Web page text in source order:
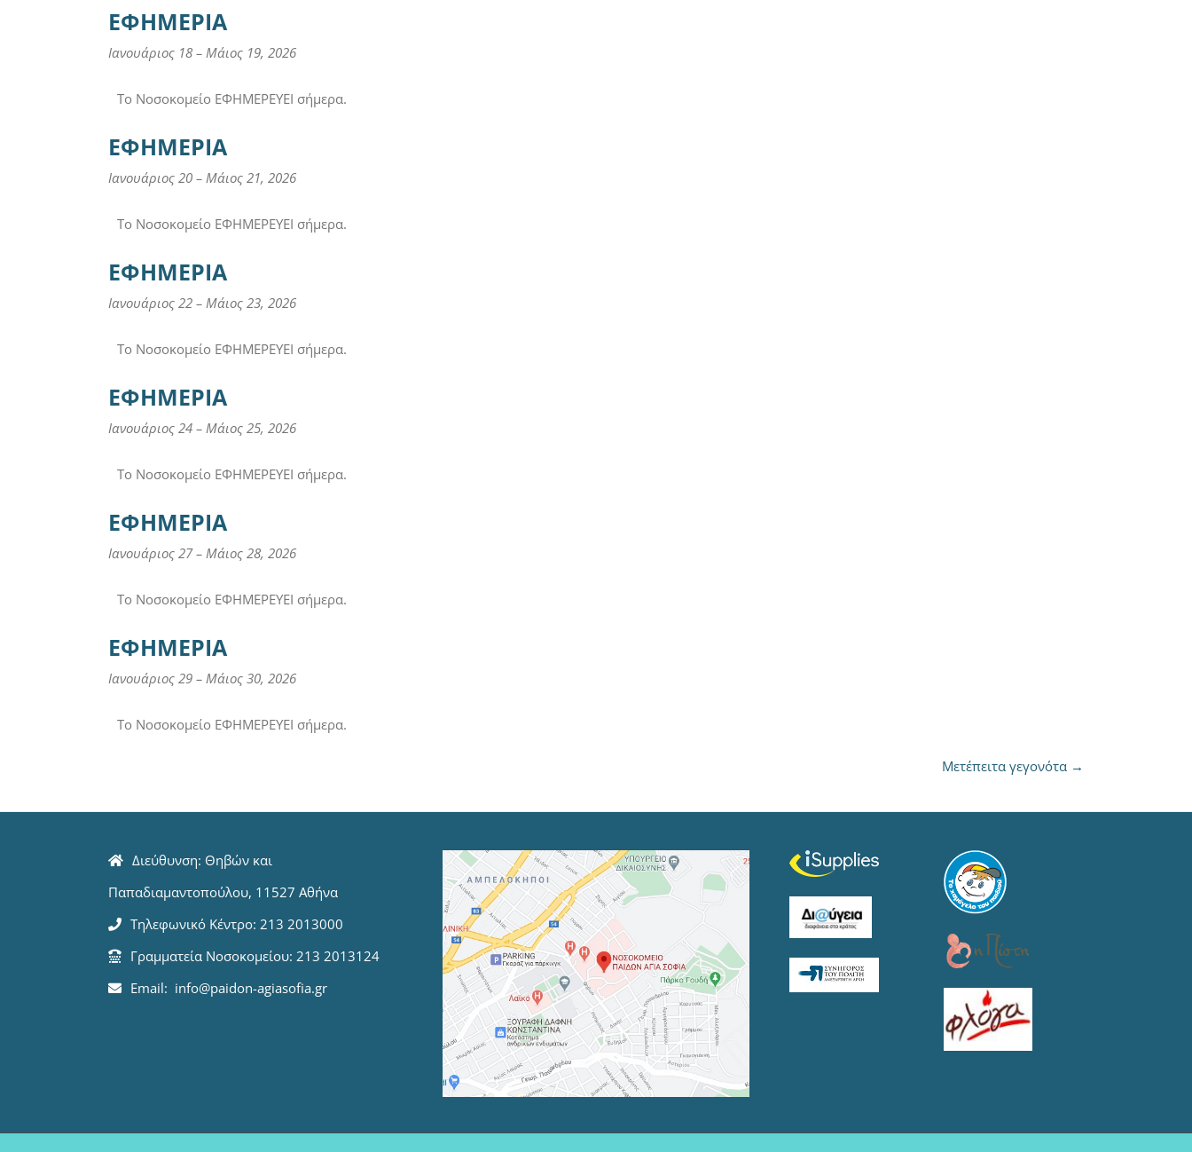
ΕΦΗΜΕΡΙΑ
Ιανουάριος 18 – Μάιος 19, 2026
Το Νοσοκομείο ΕΦΗΜΕΡΕΥΕΙ σήμερα.
ΕΦΗΜΕΡΙΑ
Ιανουάριος 20 – Μάιος 21, 2026
Το Νοσοκομείο ΕΦΗΜΕΡΕΥΕΙ σήμερα.
ΕΦΗΜΕΡΙΑ
Ιανουάριος 22 – Μάιος 23, 2026
Το Νοσοκομείο ΕΦΗΜΕΡΕΥΕΙ σήμερα.
ΕΦΗΜΕΡΙΑ
Ιανουάριος 24 – Μάιος 25, 2026
Το Νοσοκομείο ΕΦΗΜΕΡΕΥΕΙ σήμερα.
ΕΦΗΜΕΡΙΑ
Ιανουάριος 27– Μάιος 28, 2026
Το Νοσοκομείο ΕΦΗΜΕΡΕΥΕΙ σήμερα.
ΕΦΗΜΕΡΙΑ
Ιανουάριος 29 – Μάιος 30, 2026
Το Νοσοκομείο ΕΦΗΜΕΡΕΥΕΙ σήμερα.
Μετέπειτα γεγονότα →
Διεύθυνση: Θηβών και
Παπαδιαμαντοπούλου, 11527 Αθήνα
Τηλεφωνικό Κέντρο: 213 2013000
Γραμματεία Νοσοκομείου: 213 2013124
Email: info@paidon-agiasofia.gr